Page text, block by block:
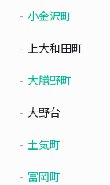
小金沢町
上大和田町
大膳野町
大野台
土気町
富岡町